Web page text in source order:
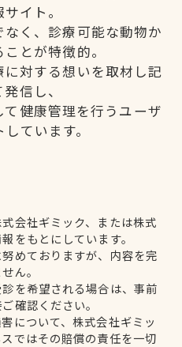
イト。
く、診療可能な動物か
とが特徴的。
対する想いを取材し記
信し、
健康管理を行うユーザ
ています。
会社ギミック、または株式
をもとにしています。
めておりますが、内容を完
ん。
を希望される場合は、事前
確認ください。
について、株式会社ギミッ
ではその賠償の責任を一切